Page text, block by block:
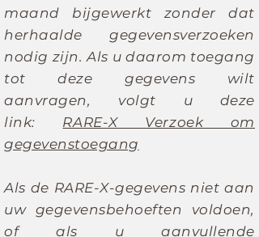
maand bijgewerkt zonder dat
herhaalde gegevensverzoeken
nodig zijn. Als u daarom toegang
tot deze gegevens wilt
aanvragen, volgt u deze
link: RARE-X Verzoek om
gegevenstoegang
Als de RARE-X-gegevens niet aan
uw gegevensbehoeften voldoen,
of als u aanvullende